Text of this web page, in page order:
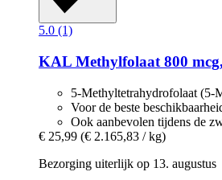
5.0 (1)
KAL Methylfolaat 800
5-Methyltetrahydrofolaat (5-
Voor de beste
Ook aanbevolen tijdens de
€ 25,99 (€ 2.165,83 / kg)
Bezorging uiterlijk op 13. augustus